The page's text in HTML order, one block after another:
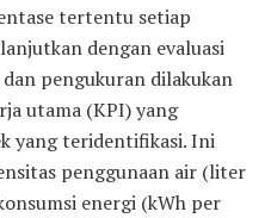
tertentu setiap
dengan evaluasi
pengukuran dilakukan
utama (KPI) yang
yang teridentifikasi. Ini
penggunaan air (liter
energi (kWh per